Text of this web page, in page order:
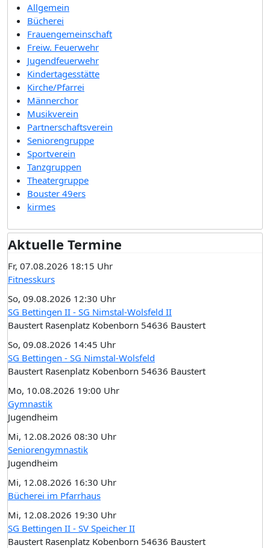
Allgemein
Bücherei
Frauengemeinschaft
Freiw. Feuerwehr
Jugendfeuerwehr
Kindertagesstätte
Kirche/Pfarrei
Männerchor
Musikverein
Partnerschaftsverein
Seniorengruppe
Sportverein
Tanzgruppen
Theatergruppe
Bouster 49ers
kirmes
Aktuelle Termine
Fr, 07.08.2026 18:15 Uhr
Fitnesskurs
So, 09.08.2026 12:30 Uhr
SG Bettingen II - SG Nimstal-Wolsfeld II
Baustert Rasenplatz Kobenborn 54636 Baustert
So, 09.08.2026 14:45 Uhr
SG Bettingen - SG Nimstal-Wolsfeld
Baustert Rasenplatz Kobenborn 54636 Baustert
Mo, 10.08.2026 19:00 Uhr
Gymnastik
Jugendheim
Mi, 12.08.2026 08:30 Uhr
Seniorengymnastik
Jugendheim
Mi, 12.08.2026 16:30 Uhr
Bücherei im Pfarrhaus
Mi, 12.08.2026 19:30 Uhr
SG Bettingen II - SV Speicher II
Baustert Rasenplatz Kobenborn 54636 Baustert